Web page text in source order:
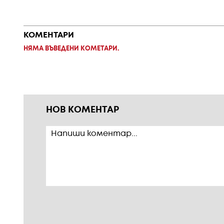
КОМЕНТАРИ
НЯМА ВЪВЕДЕНИ КОМЕТАРИ.
НОВ КОМЕНТАР